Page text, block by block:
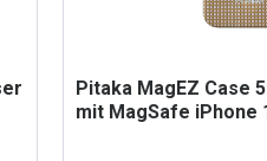
Pitaka MagEZ Case
mit MagSafe iPhone